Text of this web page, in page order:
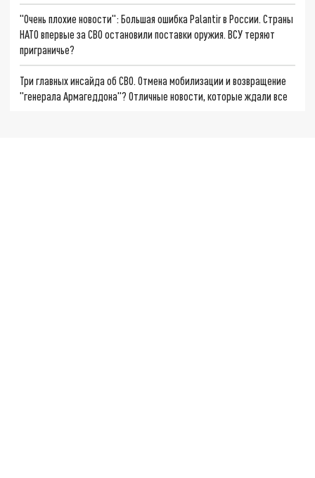
"Очень плохие новости": Большая ошибка Palantir в России. Страны
НАТО впервые за СВО остановили поставки оружия. ВСУ теряют
приграничье?
Три главных инсайда об СВО. Отмена мобилизации и возвращение
"генерала Армагеддона"? Отличные новости, которые ждали все